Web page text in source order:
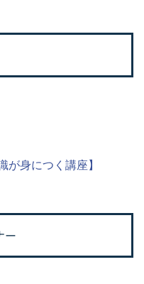
身につく講座】
ー